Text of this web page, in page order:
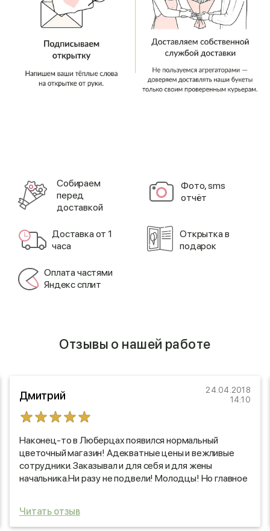
Cобираем
перед
доставкой
Фото, sms
отчёт
Доставка от 1
часа
Открытка в
подарок
Оплата частями
Яндекс сплит
Отзывы о нашей работе
Дмитрий
24.04.2018
14:10
Наконец-то в Люберцах появился нормальный
цветочный магазин! Адекватные цены и вежливые
сотрудники. Заказывал и для себя и для жены
начальника.Ни разу не подвели! Молодцы! Но главное
Читать отзыв